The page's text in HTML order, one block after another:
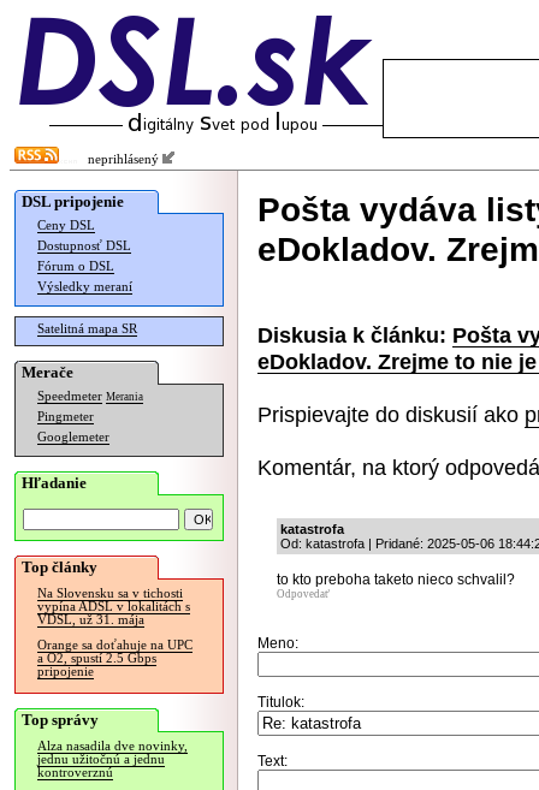
neprihlásený
DSL pripojenie
Ceny DSL
Dostupnosť DSL
Fórum o DSL
Výsledky meraní
Satelitná mapa SR
Merače
Speedmeter Merania
Pingmeter
Googlemeter
Hľadanie
Top články
Na Slovensku sa v tichosti
vypína ADSL v lokalitách s
VDSL, už 31. mája
Orange sa doťahuje na UPC
a O2, spustí 2.5 Gbps
pripojenie
Top správy
Alza nasadila dve novinky,
jednu užitočnú a jednu
kontroverznú
Pošta vydáva
eDokladov.
Diskusia k článku: Pošta
eDokladov. Zrejme to nie
Prispievajte do diskusií ako
Komentár, na ktorý
katastrofa
Od: katastrofa | Pridané: 2025-05-06
to kto preboha taketo nieco schvalil?
Odpovedať
Meno:
Titulok:
Text: